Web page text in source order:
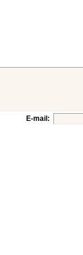
E-mail: